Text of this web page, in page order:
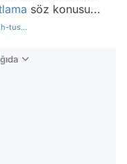
söz konusu...
tus...